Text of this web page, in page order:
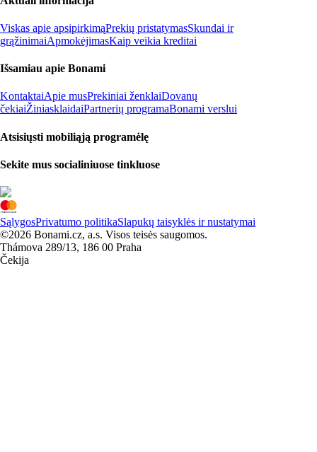
Viskas apie apsipirkimąPrekių pristatymasSkundai ir
grąžinimaiApmokėjimasKaip veikia kreditai
Išsamiau apie Bonami
KontaktaiApie musPrekiniai ženklaiDovanų
čekiaiŽiniasklaidaiPartnerių programaBonami verslui
Atsisiųsti mobiliąją programėlę
Sekite mus socialiniuose tinkluose
SąlygosPrivatumo politikaSlapukų taisyklės ir nustatymai
©2026 Bonami.cz, a.s. Visos teisės saugomos.
Thámova 289/13, 186 00 Praha
Čekija